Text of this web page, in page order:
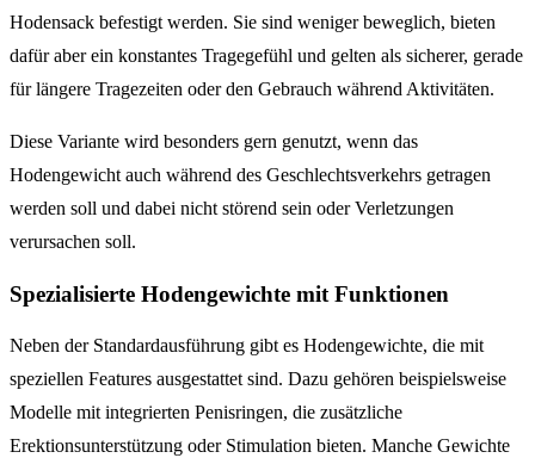
Hodensack befestigt werden. Sie sind weniger beweglich, bieten
dafür aber ein konstantes Tragegefühl und gelten als sicherer, gerade
für längere Tragezeiten oder den Gebrauch während Aktivitäten.
Diese Variante wird besonders gern genutzt, wenn das
Hodengewicht auch während des Geschlechtsverkehrs getragen
werden soll und dabei nicht störend sein oder Verletzungen
verursachen soll.
Spezialisierte Hodengewichte mit Funktionen
Neben der Standardausführung gibt es Hodengewichte, die mit
speziellen Features ausgestattet sind. Dazu gehören beispielsweise
Modelle mit integrierten Penisringen, die zusätzliche
Erektionsunterstützung oder Stimulation bieten. Manche Gewichte